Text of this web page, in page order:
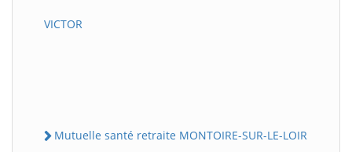
VICTOR
Mutuelle santé retraite MONTOIRE-SUR-LE-LOIR